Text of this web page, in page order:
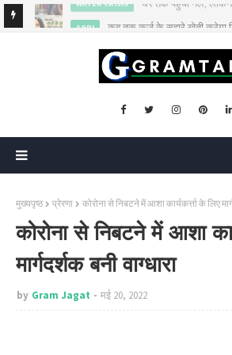
मुख्यपृष्ठ प्रेरणा कोरोना से निबटने में आशा कार्यकर्त्ता के लिए
कोरोना से निबटने में आशा
मार्गदर्शक बनी वाग्धारा
by Gram Jagat मई 20, 2022